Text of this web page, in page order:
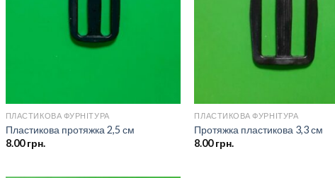
ПЛАСТИКОВА ФУРНІТУРА
Пластикова протяжка 2,5 см
8.00грн.
ПЛАСТИКОВА ФУРНІТУРА
Протяжка пластикова 3,3 см
8.00грн.